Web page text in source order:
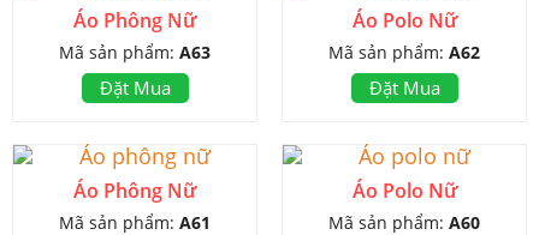
Áo Phông Nữ
Mã sản phẩm: A63
Đặt Mua
Áo Polo Nữ
Mã sản phẩm: A62
Đặt Mua
Áo Phông Nữ
Mã sản phẩm: A61
Áo Polo Nữ
Mã sản phẩm: A60